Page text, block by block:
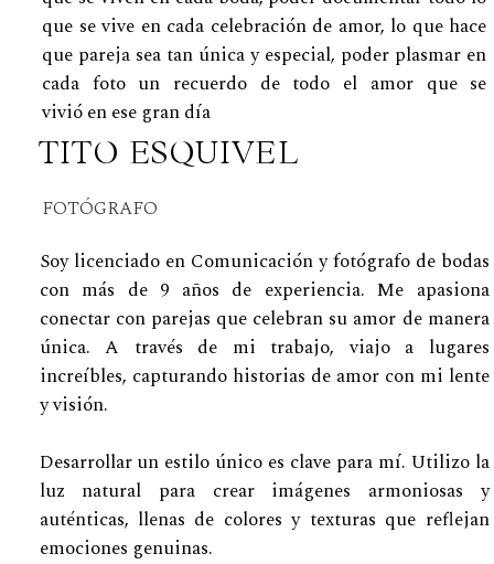
que se vive en cada celebración de amor, lo que hace
que pareja sea tan única y especial, poder plasmar en
cada foto un recuerdo de todo el amor que se
vivió en ese gran día
TITO ESQUIVEL
FOTÓGRAFO
Soy licenciado en Comunicación y fotógrafo de bodas
con más de 9 años de experiencia. Me apasiona
conectar con parejas que celebran su amor de manera
única. A través de mi trabajo, viajo a lugares
increíbles, capturando historias de amor con mi lente
y visión.
Desarrollar un estilo único es clave para mí. Utilizo la
luz natural para crear imágenes armoniosas y
auténticas, llenas de colores y texturas que reflejan
emociones genuinas.